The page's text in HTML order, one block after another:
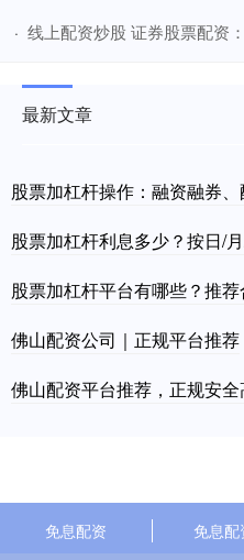
· 线上配资炒股 证券股票配资
最新文章
股票加杠杆操作：融资融券
股票加杠杆利息多少？按日/
股票加杠杆平台有哪些？推荐
佛山配资公司｜正规平台推荐
佛山配资平台推荐，正规安
免息配资 免息配